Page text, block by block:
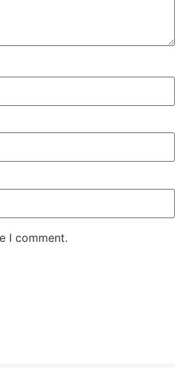
I comment.